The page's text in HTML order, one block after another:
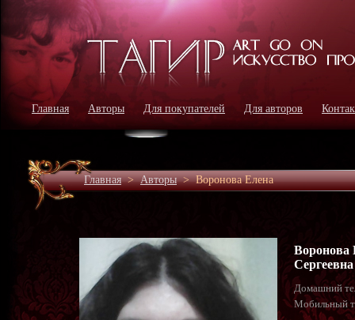
Главная Авторы Для покупателей Для авторов
Главная>Авторы>Воронова Елена
Воронова
Сергеевна
Домашний
Мобильный